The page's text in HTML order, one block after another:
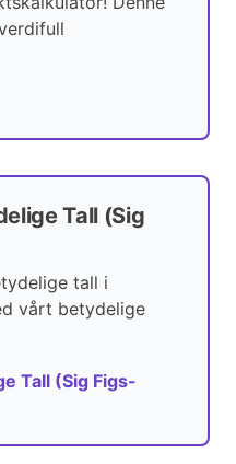
Tall (Sig
tall i
vårt betydelige
Tall (Sig Figs-